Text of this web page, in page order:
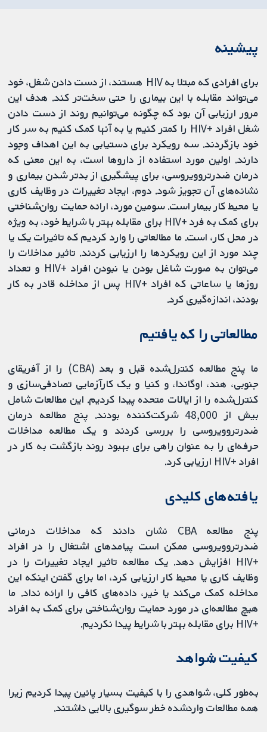
پیشینه
برای افرادی که مبتلا به HIV هستند، از دست دادن شغل، خود
می‌تواند مقابله با این بیماری را حتی سخت‌تر کند. هدف این
مرور ارزیابی آن بود که چگونه می‌توانیم روند از دست دادن
شغل افراد +HIV را کمتر کنیم یا به آنها کمک کنیم به سر کار
خود بازگردند. سه رویکرد برای دستیابی به این اهداف وجود
دارند. اولین مورد استفاده از داروها است، به این معنی که
درمان ضدرتروویروسی، برای پیشگیری از بدتر شدن بیماری و
نشانه‌های آن تجویز شود. دوم، ایجاد تغییرات در وظایف کاری
یا محیط کار بیمار است. سومین مورد، ارائه حمایت روان‌شناختی
برای کمک به فرد +HIV برای مقابله بهتر با شرایط خود، به ویژه
در محل کار، است. ما مطالعاتی را وارد کردیم که تاثیرات یک یا
چند مورد از این رویکردها را ارزیابی کردند. تاثیر مداخلات را
می‌توان به صورت شاغل بودن یا نبودن افراد +HIV و تعداد
روزها یا ساعاتی که افراد +HIV پس از مداخله قادر به کار
بودند، اندازه‌گیری کرد.
مطالعاتی را که یافتیم
ما پنج مطالعه کنترل‌شده قبل و بعد (CBA) را از آفریقای
جنوبی، هند، اوگاندا، و کنیا و یک کارآزمایی تصادفی‌سازی و
کنترل‌شده را از ایالات متحده پیدا کردیم. این مطالعات شامل
بیش از 48,000 شرکت‌کننده بودند. پنج مطالعه درمان
ضدرتروویروسی را بررسی کردند و یک مطالعه مداخلات
حرفه‌ای را به عنوان راهی برای بهبود روند بازگشت به کار در
افراد +HIV ارزیابی کرد.
یافته‌های کلیدی
پنج مطالعه CBA نشان دادند که مداخلات درمانی
ضدرتروویروسی ممکن است پیامدهای اشتغال را در افراد
+HIV افزایش دهد. یک مطالعه تاثیر ایجاد تغییرات را در
وظایف کاری یا محیط کار ارزیابی کرد، اما برای گفتن اینکه این
مداخله کمک می‌کند یا خیر، داده‌های کافی را ارائه نداد. ما
هیچ مطالعه‌ای در مورد حمایت روان‌شناختی برای کمک به افراد
+HIV برای مقابله بهتر با شرایط پیدا نکردیم.
کیفیت شواهد
به‌طور کلی، شواهدی را با کیفیت بسیار پائین پیدا کردیم زیرا
همه مطالعات واردشده خطر سوگیری بالایی داشتند.